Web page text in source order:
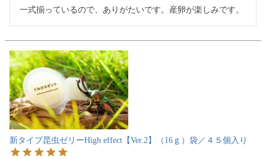
一式揃っているので、ありがたいです。産卵が楽しみです。
新タイプ昆虫ゼリーHigh effect【Ver.2】（16ｇ）袋／４５個入り